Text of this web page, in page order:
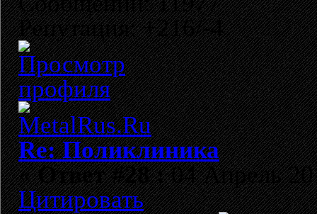
Репутация: +216/-4
Re: Поликлиника
«Ответ #28 :04 Апрель
Цитировать